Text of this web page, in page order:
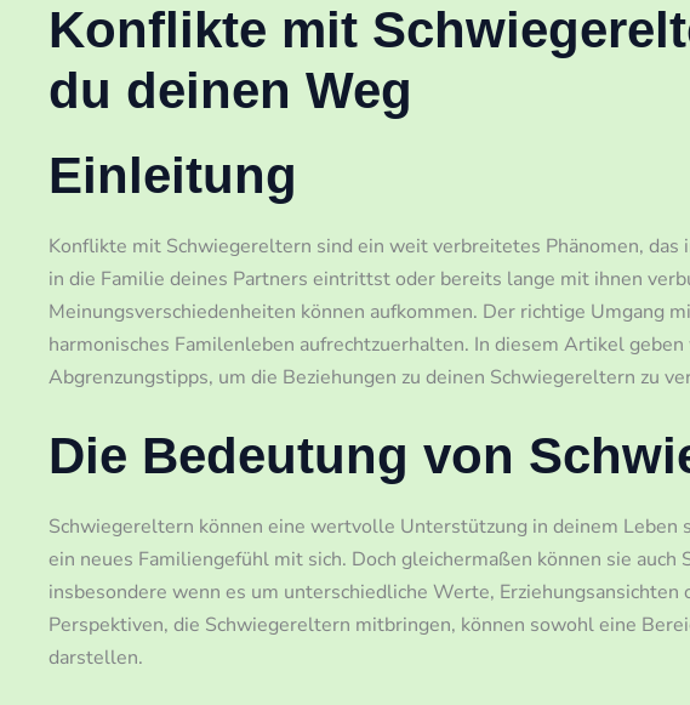
Konflikte mit
du deinen Weg
Einleitung
Konflikte mit Schwiegereltern sind ein weit verbreitetes Phänomen, das
in die Familie deines Partners eintrittst oder bereits lange mit ihnen
Meinungsverschiedenheiten können aufkommen. Der richtige Umgang
harmonisches Familenleben aufrechtzuerhalten. In diesem Artikel
Abgrenzungstipps, um die Beziehungen zu deinen Schwiegereltern zu
Die Bedeutung von
Schwiegereltern können eine wertvolle Unterstützung in deinem Leben
ein neues Familiengefühl mit sich. Doch gleichermaßen können sie auch
insbesondere wenn es um unterschiedliche Werte,
Perspektiven, die Schwiegereltern mitbringen, können sowohl eine
darstellen.